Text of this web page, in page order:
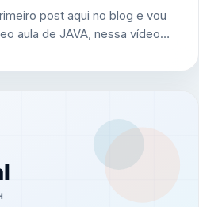
post aqui no blog e vou
aula de JAVA, nessa vídeo…